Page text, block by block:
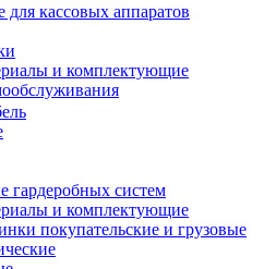
кассовых аппаратов
и комплектующие
гардеробных систем
и комплектующие
покупательские и грузовые